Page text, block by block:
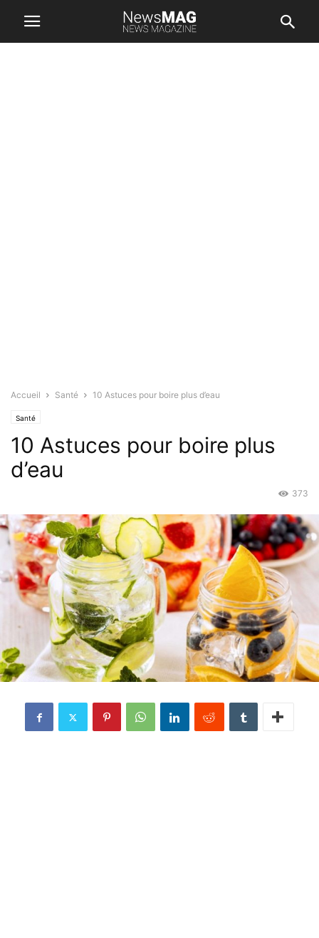
Accueil Santé 10 Astuces pour boire plus d’eau
Santé
10 Astuces pour boire plus
d’eau
373